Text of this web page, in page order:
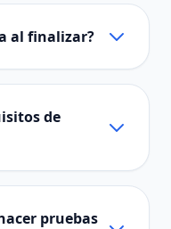
al finalizar?
de
pruebas